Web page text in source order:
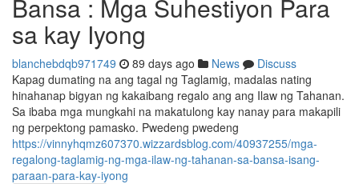
Bansa : Mga Suhestiyon Para
sa kay Iyong
blanchebdqb971749 89 days ago News
Discuss
Kapag dumating na ang tagal ng Taglamig, madalas nating
hinahanap bigyan ng kakaibang regalo ang ang Ilaw ng Tahanan.
Sa ibaba mga mungkahi na makatulong kay nanay para makapili
ng perpektong pamasko. Pwedeng pwedeng
https://vinnyhqmz607370.wizzardsblog.com/40937255/mga-
regalong-taglamig-ng-mga-ilaw-ng-tahanan-sa-bansa-isang-
paraan-para-kay-iyong